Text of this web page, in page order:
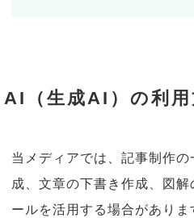
AI（生成AI）の利用
当メディアでは、記事制作
成、文章の下書き作成、図
ールを活用する場合がありま